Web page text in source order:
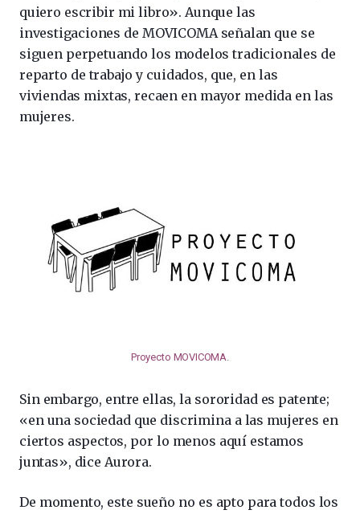
quiero escribir mi libro». Aunque las
investigaciones de MOVICOMA señalan que se
siguen perpetuando los modelos tradicionales de
reparto de trabajo y cuidados, que, en las
viviendas mixtas, recaen en mayor medida en las
mujeres.
Proyecto MOVICOMA.
Sin embargo, entre ellas, la sororidad es patente;
«en una sociedad que discrimina a las mujeres en
ciertos aspectos, por lo menos aquí estamos
juntas», dice Aurora.
De momento, este sueño no es apto para todos los